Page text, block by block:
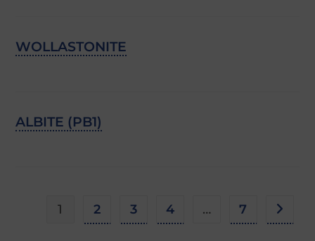
WOLLASTONITE
ALBITE (PB1)
1 2 3 4 … 7 Aller à